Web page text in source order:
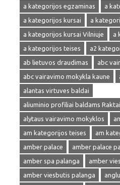
a kategorijos egzaminas
a
a kategorijos kursai
a
a kategorijos kursai Vilniuje
a
a kategorijos teises
a2
ab lietuvos draudimas
abc
abc vairavimo mokykla kaune
alantas virtuves baldai
aliuminio profiliai baldams
alytaus vairavimo mokyklos
am kategorijos teises
am
amber palace
amber palace
amber spa palanga
amber
amber viesbutis palanga